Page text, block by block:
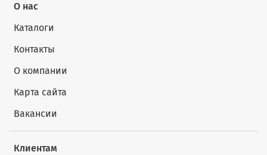
О нас
Каталоги
Контакты
О компании
Карта сайта
Вакансии
Клиентам